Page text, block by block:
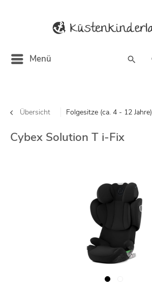
Menü
Übersicht Folgesitze (ca. 4 - 12 Jahre)
Cybex Solution T i-Fix